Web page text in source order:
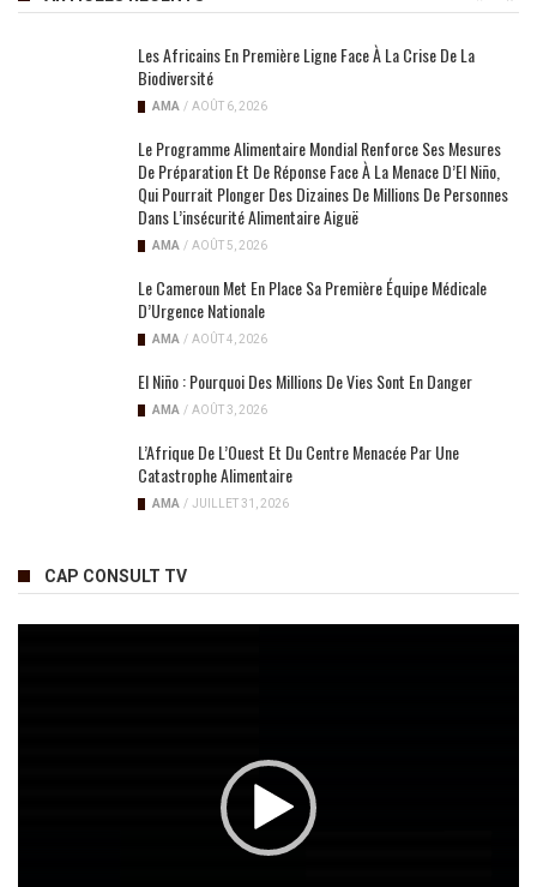
Les Africains En Première Ligne Face À La Crise De La
Biodiversité
AMA / AOÛT 6, 2026
Le Programme Alimentaire Mondial Renforce Ses Mesures
De Préparation Et De Réponse Face À La Menace D’El Niño,
Qui Pourrait Plonger Des Dizaines De Millions De Personnes
Dans L’insécurité Alimentaire Aiguë
AMA / AOÛT 5, 2026
Le Cameroun Met En Place Sa Première Équipe Médicale
D’Urgence Nationale
AMA / AOÛT 4, 2026
El Niño : Pourquoi Des Millions De Vies Sont En Danger
AMA / AOÛT 3, 2026
L’Afrique De L’Ouest Et Du Centre Menacée Par Une
Catastrophe Alimentaire
AMA / JUILLET 31, 2026
CAP CONSULT TV